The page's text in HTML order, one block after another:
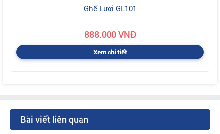
Ghế Lưới GL101
888.000 VNĐ
Xem chi tiết
Bài viết liên quan